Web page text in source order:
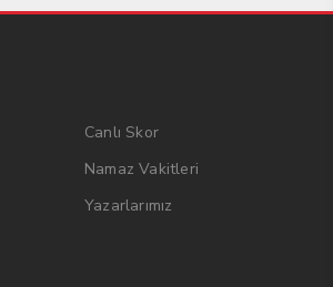
Canlı Skor
Namaz Vakitleri
Yazarlarımız